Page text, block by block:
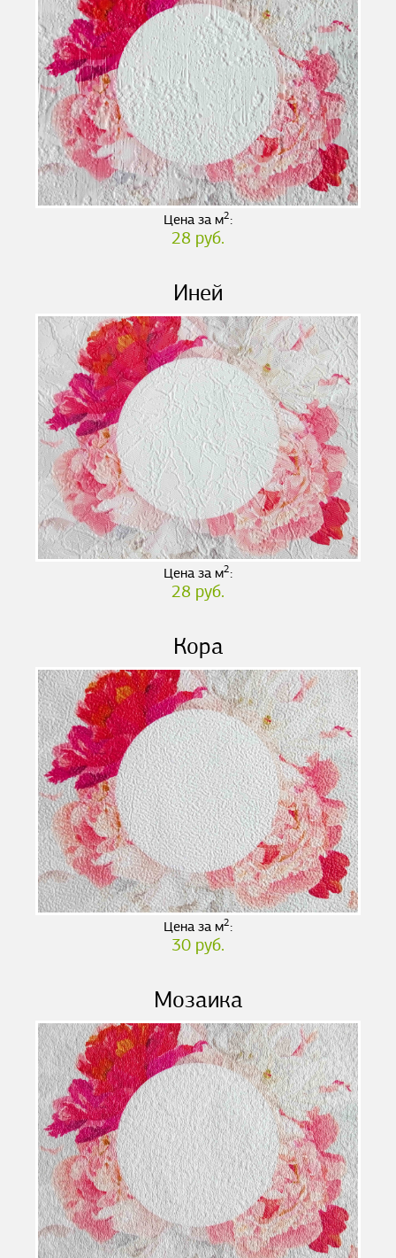
Цена за м2:
28 руб.
Иней
Цена за м2:
28 руб.
Кора
Цена за м2:
30 руб.
Мозаика